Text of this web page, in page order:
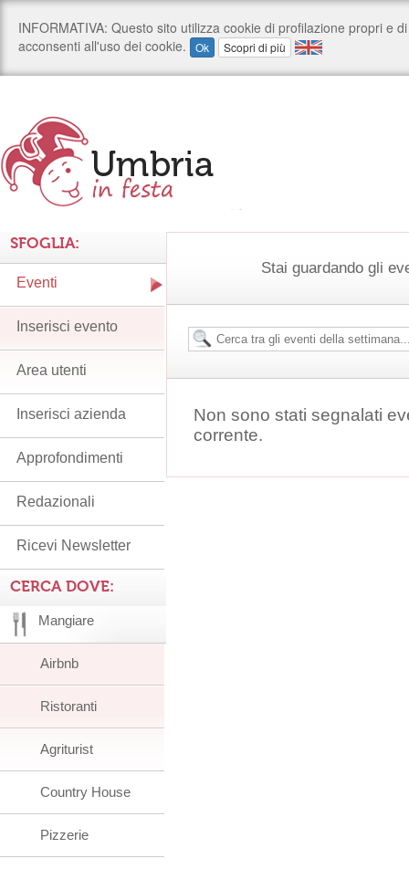
Stai guardando gli
Non sono stati segnalati
corrente.
SFOGLIA:
Eventi
Inserisci evento
Area utenti
Inserisci azienda
Approfondimenti
Redazionali
Ricevi Newsletter
CERCA DOVE:
Mangiare
Airbnb
Ristoranti
Agriturist
Country House
Pizzerie